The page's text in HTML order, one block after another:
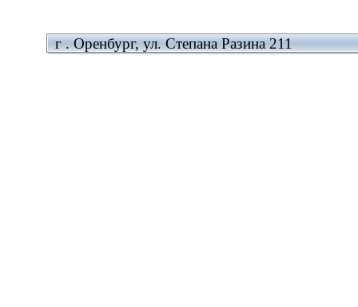
г . Оренбург, ул. Степана Разина 211